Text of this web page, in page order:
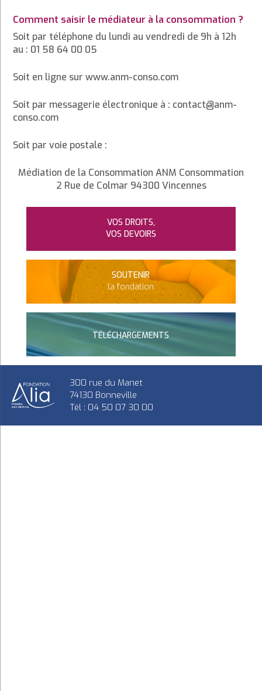
Comment saisir le médiateur à la consommation ?
Soit par téléphone du lundi au vendredi de 9h à 12h
au : 01 58 64 00 05
Soit en ligne sur www.anm-conso.com
Soit par messagerie électronique à : contact@anm-
conso.com
Soit par voie postale :
Médiation de la Consommation ANM Consommation
2 Rue de Colmar 94300 Vincennes
VOS DROITS,
VOS DEVOIRS
SOUTENIR
la fondation
TÉLÉCHARGEMENTS
300 rue du Manet
74130 Bonneville
Tél : 04 50 07 30 00